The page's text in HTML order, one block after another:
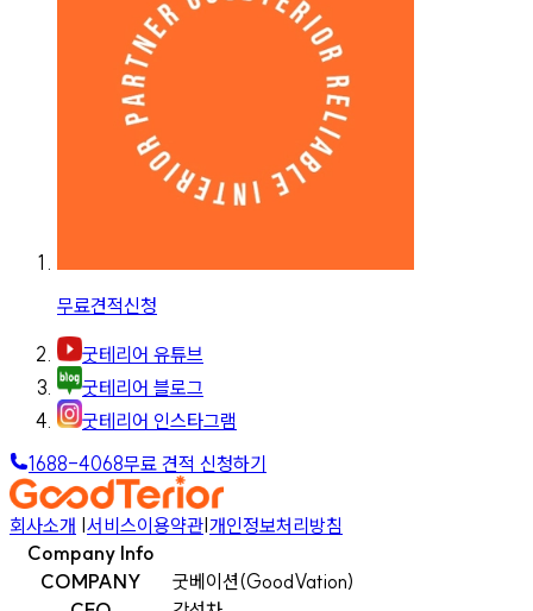
무료견적신청
굿테리어 유튜브
굿테리어 블로그
굿테리어 인스타그램
1688-4068무료 견적 신청하기
회사소개 |서비스이용약관|개인정보처리방침
Company Info
COMPANY
굿베이션(GoodVation)